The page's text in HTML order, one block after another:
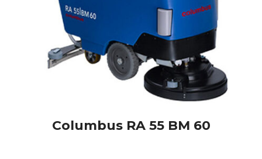
Columbus RA 55 BM 60